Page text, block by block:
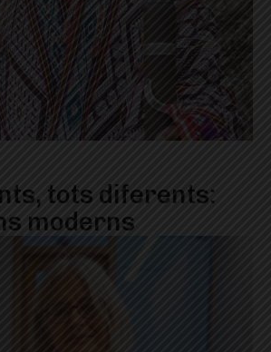
tots diferents:
moderns